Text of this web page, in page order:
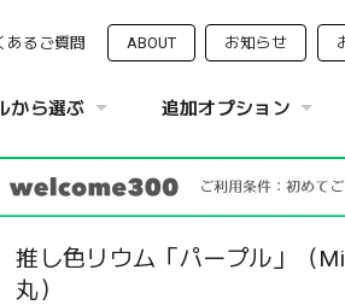
あるご質問 ABOUT お知らせ
から選ぶ 追加オプション
推し色リウム「パープル」（
丸）